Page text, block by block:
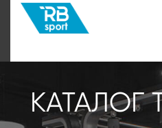
КАТАЛОГ